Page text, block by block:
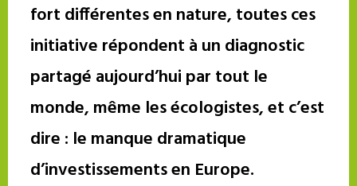
fort différentes en nature, toutes ces
initiative répondent à un diagnostic
partagé aujourd’hui par tout le
monde, même les écologistes, et c’est
dire : le manque dramatique
d’investissements en Europe.